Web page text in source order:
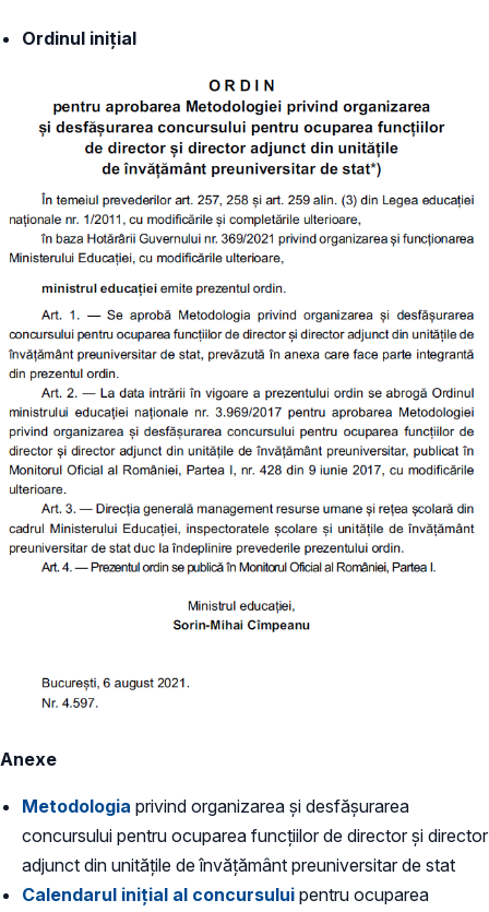
Ordinul inițial
Anexe
Metodologia privind organizarea și desfășurarea
concursului pentru ocuparea funcțiilor de director și director
adjunct din unitățile de învățământ preuniversitar de stat
Calendarul inițial al concursului pentru ocuparea